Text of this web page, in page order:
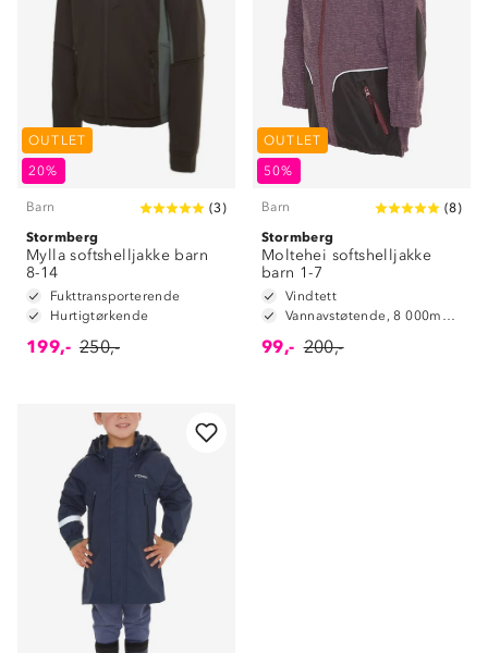
OUTLET
20%
Barn (3)
Stormberg
Mylla softshelljakke barn
8-14
Fukttransporterende
Hurtigtørkende
199,- 250,-
OUTLET
50%
Barn (8)
Stormberg
Moltehei softshelljakke
barn 1-7
Vindtett
Vannavstøtende, 8 000mm vannsøyle
99,- 200,-
Om Stormberg